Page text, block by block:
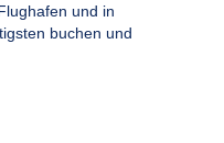
und in
buchen und